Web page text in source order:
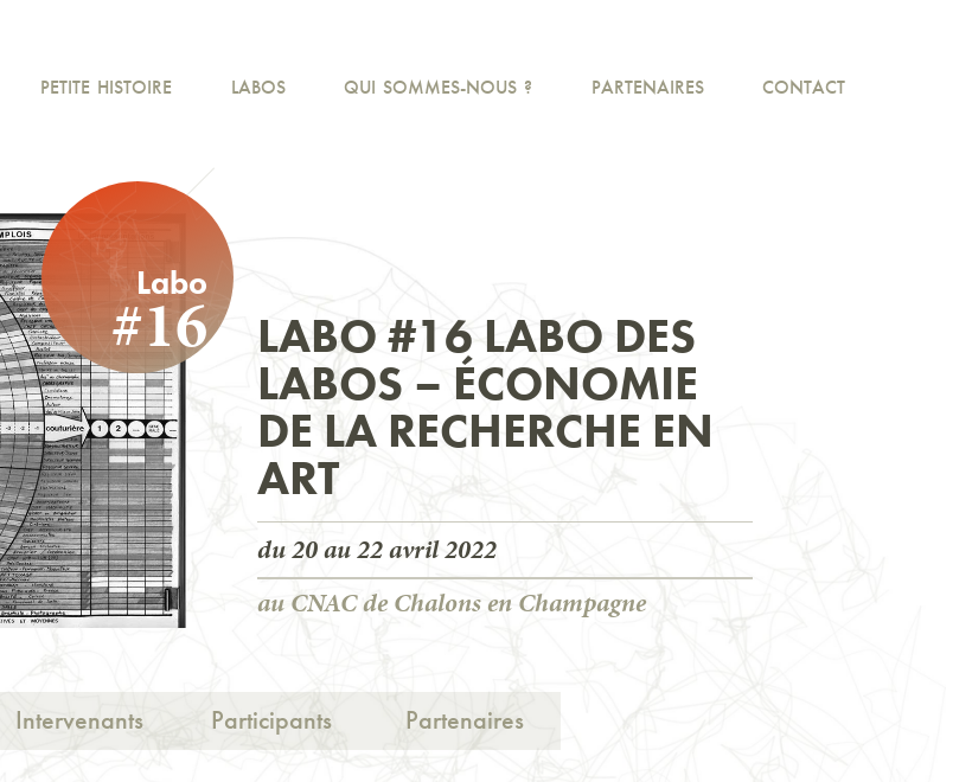
PETITE HISTOIRE LABOS QUI SOMMES-NOUS ? PARTENAIRES CONTACT
Labo
#16 LABO #16 LABO DES
LABOS – ÉCONOMIE
DE LA RECHERCHE EN
ART
du20au22 avril 2022
au CNAC de Chalons en Champagne
Intervenants Participants Partenaires